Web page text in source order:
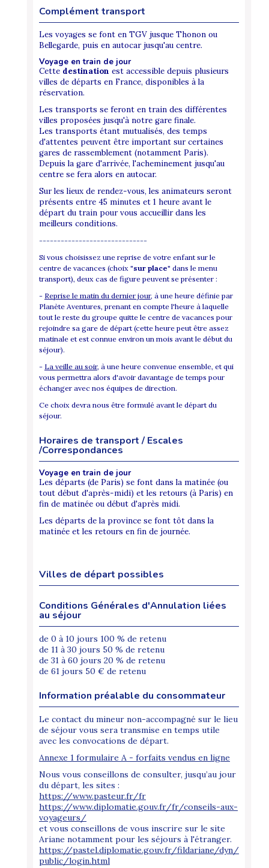
Complément transport
Les voyages se font en TGV jusque Thonon ou
Bellegarde, puis en autocar jusqu'au centre.
Voyage en train de jour
Cette destination est accessible depuis plusieurs
villes de départs en France, disponibles à la
réservation.
Les transports se feront en train des différentes
villes proposées jusqu'à notre gare finale.
Les transports étant mutualisés, des temps
d'attentes peuvent être important sur certaines
gares de rassemblement (notamment Paris).
Depuis la gare d'arrivée, l'acheminement jusqu'au
centre se fera alors en autocar.
Sur les lieux de rendez-vous, les animateurs seront
présents entre 45 minutes et 1 heure avant le
départ du train pour vous accueillir dans les
meilleurs conditions.
------------------------------
Si vous choisissez une reprise de votre enfant sur le
centre de vacances (choix "sur place" dans le menu
transport), deux cas de figure peuvent se présenter :
- Reprise le matin du dernier jour, à une heure définie par
Planète Aventures, prenant en compte l'heure à laquelle
tout le reste du groupe quitte le centre de vacances pour
rejoindre sa gare de départ (cette heure peut être assez
matinale et est connue environ un mois avant le début du
séjour).
- La veille au soir, à une heure convenue ensemble, et qui
vous permettra alors d'avoir davantage de temps pour
échanger avec nos équipes de direction.
Ce choix devra nous être formulé avant le départ du
séjour.
Horaires de transport / Escales
/Correspondances
Voyage en train de jour
Les départs (de Paris) se font dans la matinée (ou
tout début d'après-midi) et les retours (à Paris) en
fin de matinée ou début d'après midi.
Les départs de la province se font tôt dans la
matinée et les retours en fin de journée.
Villes de départ possibles
Conditions Générales d'Annulation liées
au séjour
de 0 à 10 jours 100 % de retenu
de 11 à 30 jours 50 % de retenu
de 31 à 60 jours 20 % de retenu
de 61 jours 50 € de retenu
Information préalable du consommateur
Le contact du mineur non-accompagné sur le lieu
de séjour vous sera transmise en temps utile
avec les convocations de départ.
Annexe 1 formulaire A - forfaits vendus en ligne
Nous vous conseillons de consulter, jusqu’au jour
du départ, les sites :
https://www.pasteur.fr/fr
https://www.diplomatie.gouv.fr/fr/conseils-aux-
voyageurs/
et vous conseillons de vous inscrire sur le site
Ariane notamment pour les séjours à l'étranger.
https://pastel.diplomatie.gouv.fr/fildariane/dyn/
public/login.html